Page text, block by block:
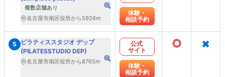
複数店舗あり
名古屋市南区役所から5926m
体験・
相談予約
5
ピラティススタジオ デップ
(PILATESSTUDIO DEP)
名古屋市南区役所から8765m
公式
サイト
体験・
相談予約
○ ×